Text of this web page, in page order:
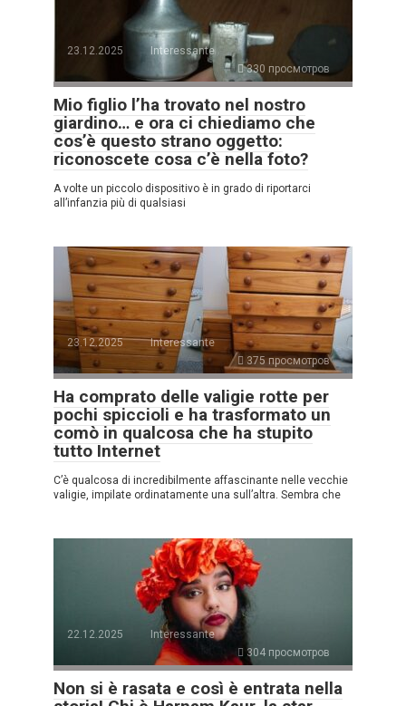
23.12.2025
Interessante
330 просмотров
Mio figlio l’ha trovato nel nostro
giardino… e ora ci chiediamo che
cos’è questo strano oggetto:
riconoscete cosa c’è nella foto?
A volte un piccolo dispositivo è in grado di riportarci
all’infanzia più di qualsiasi
23.12.2025
Interessante
375 просмотров
Ha comprato delle valigie rotte per
pochi spiccioli e ha trasformato un
comò in qualcosa che ha stupito
tutto Internet
C’è qualcosa di incredibilmente affascinante nelle vecchie
valigie, impilate ordinatamente una sull’altra. Sembra che
22.12.2025
Interessante
304 просмотров
Non si è rasata e così è entrata nella